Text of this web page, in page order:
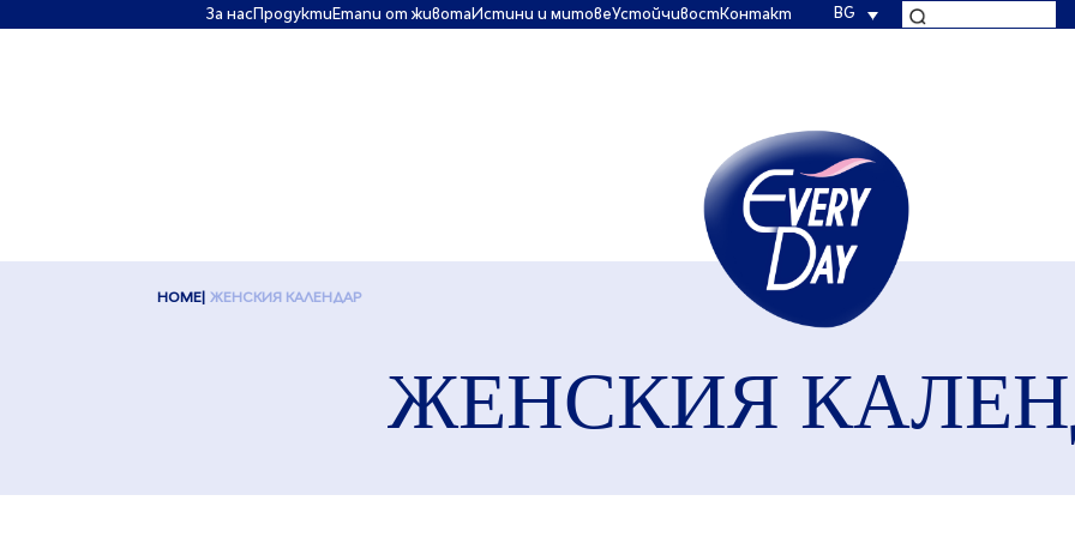
За насΠродукти Етапи от животаИстини и митовеУстойчивост Контакт BG
HOME ЖЕНСКИЯ КАЛЕНДАР
ЖЕНСКИЯ